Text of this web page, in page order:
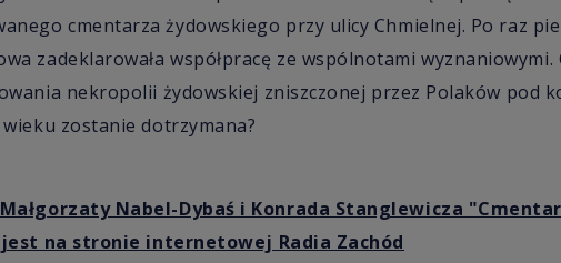
cmentarza żydowskiego przy ulicy Chmielnej. Po raz
zadeklarowała współpracę ze wspólnotami wyznaniowymi.
nekropolii żydowskiej zniszczonej przez Polaków pod
wieku zostanie dotrzymana?
Nabel-Dybaś i Konrada Stanglewicza
na stronie internetowej Radia Zachód